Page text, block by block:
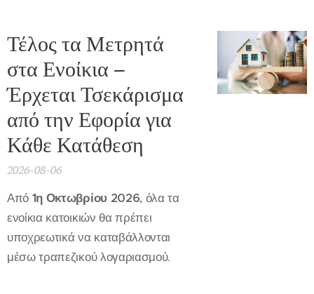
Τέλος τα Μετρητά
στα Ενοίκια –
Έρχεται Τσεκάρισμα
από την Εφορία για
Κάθε Κατάθεση
2026-08-06
Από 1η Οκτωβρίου 2026, όλα τα
ενοίκια κατοικιών θα πρέπει
υποχρεωτικά να καταβάλλονται
μέσω τραπεζικού λογαριασμού.